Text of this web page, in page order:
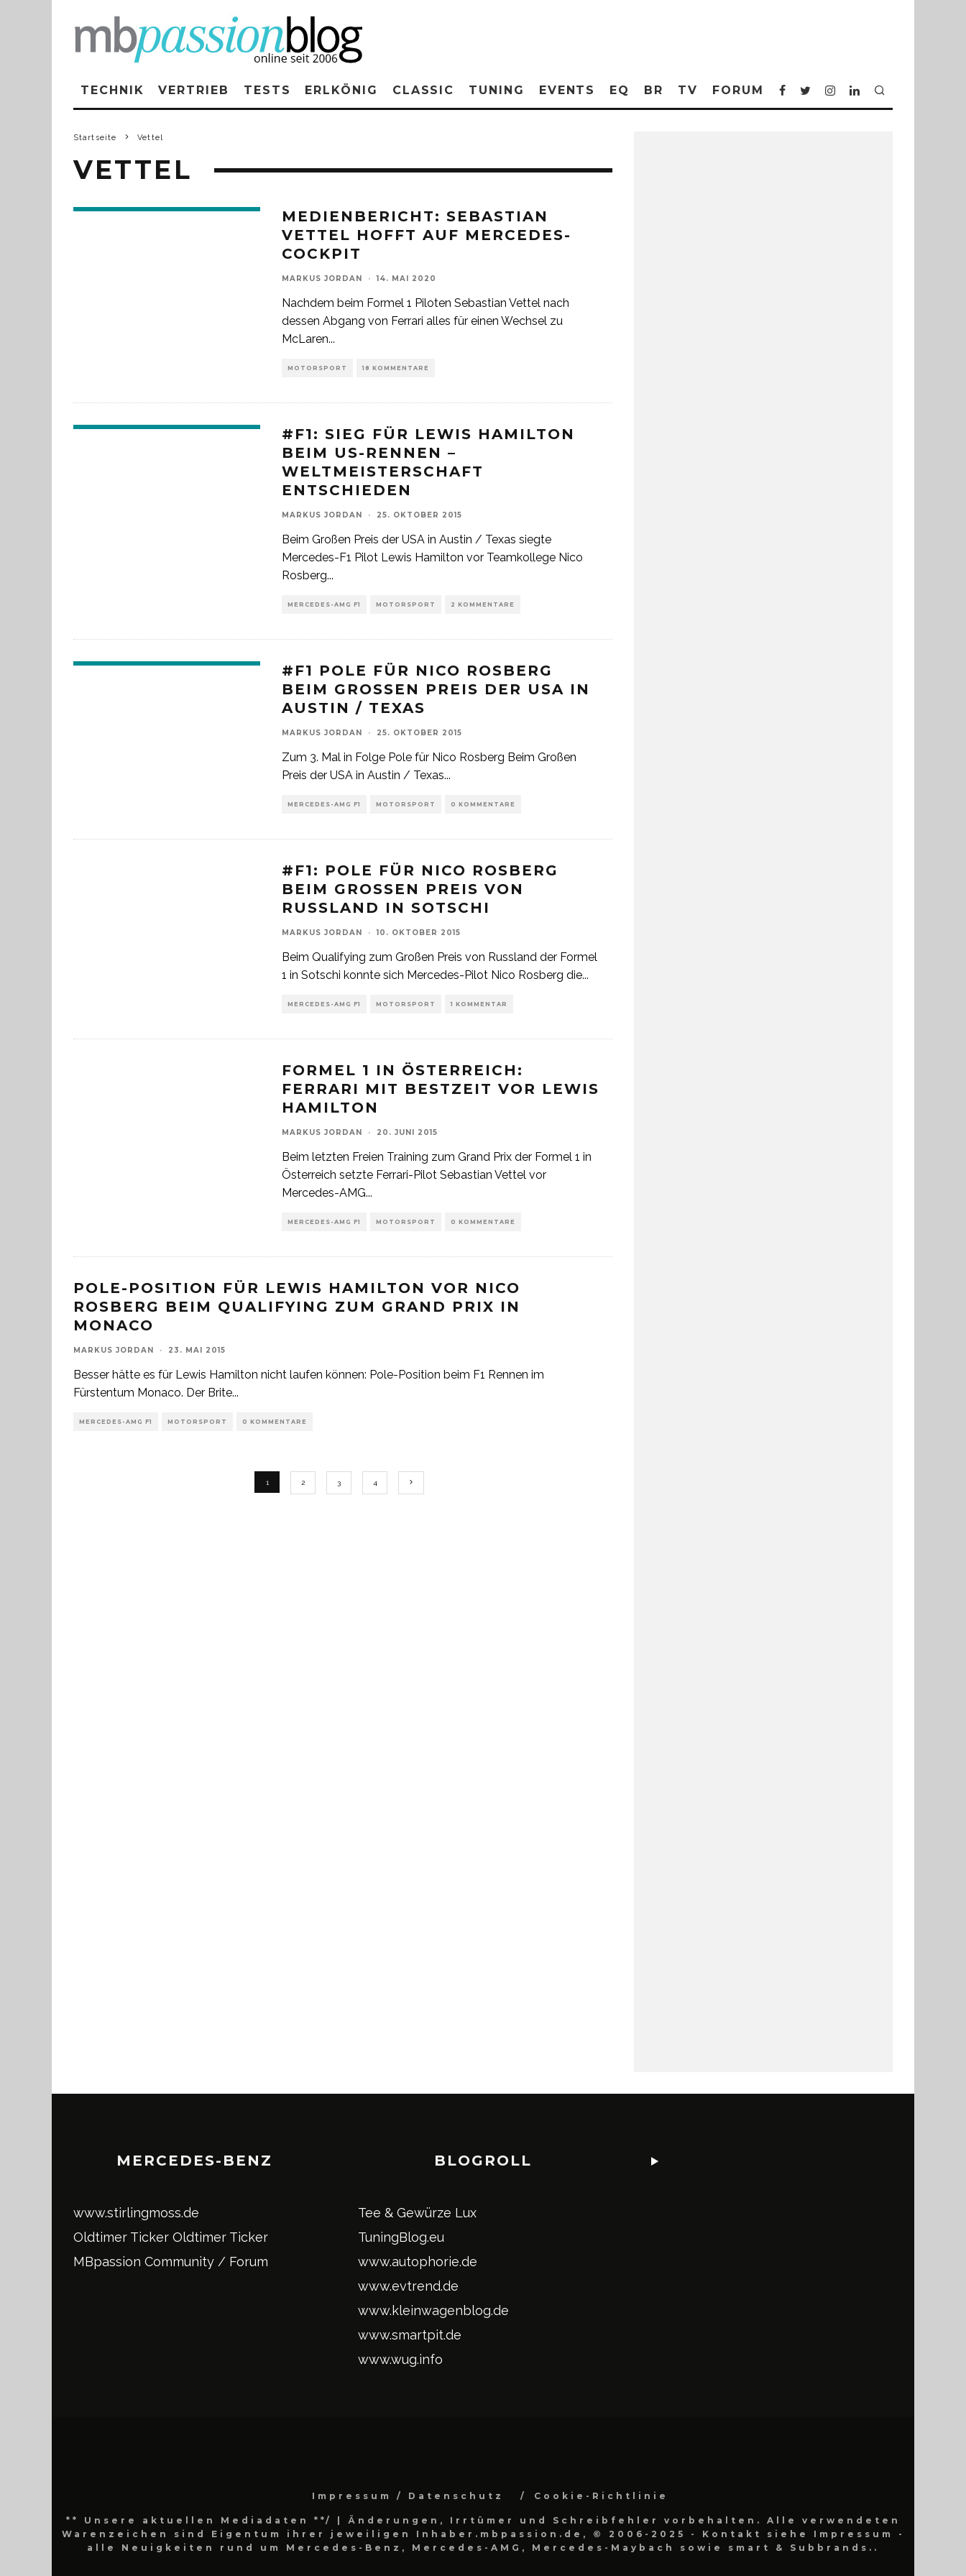
TECHNIK VERTRIEB TESTS ERLKÖNIG CLASSIC TUNING EVENTS EQ BR TV FORUM
Startseite Vettel
VETTEL
MEDIENBERICHT: SEBASTIAN
VETTEL HOFFT AUF MERCEDES-
COCKPIT
MARKUS JORDAN · 14. MAI 2020
Nachdem beim Formel 1 Piloten Sebastian Vettel nach
dessen Abgang von Ferrari alles für einen Wechsel zu
McLaren...
MOTORSPORT 18 KOMMENTARE
#F1: SIEG FÜR LEWIS HAMILTON
BEIM US-RENNEN –
WELTMEISTERSCHAFT
ENTSCHIEDEN
MARKUS JORDAN · 25. OKTOBER 2015
Beim Großen Preis der USA in Austin / Texas siegte
Mercedes-F1 Pilot Lewis Hamilton vor Teamkollege Nico
Rosberg...
MERCEDES-AMG F1 MOTORSPORT 2 KOMMENTARE
#F1 POLE FÜR NICO ROSBERG
BEIM GROSSEN PREIS DER USA IN A
USTIN / TEXAS
MARKUS JORDAN · 25. OKTOBER 2015
Zum 3. Mal in Folge Pole für Nico Rosberg Beim Großen
Preis der USA in Austin / Texas...
MERCEDES-AMG F1 MOTORSPORT 0 KOMMENTARE
#F1: POLE FÜR NICO ROSBERG
BEIM GROSSEN PREIS VON R
USSLAND IN SOTSCHI
MARKUS JORDAN · 10. OKTOBER 2015
Beim Qualifying zum Großen Preis von Russland der Formel
1 in Sotschi konnte sich Mercedes-Pilot Nico Rosberg die...
MERCEDES-AMG F1 MOTORSPORT 1 KOMMENTAR
FORMEL 1 IN ÖSTERREICH:
FERRARI MIT BESTZEIT VOR LEWIS
HAMILTON
MARKUS JORDAN · 20. JUNI 2015
Beim letzten Freien Training zum Grand Prix der Formel 1 in
Österreich setzte Ferrari-Pilot Sebastian Vettel vor
Mercedes-AMG...
MERCEDES-AMG F1 MOTORSPORT 0 KOMMENTARE
POLE-POSITION FÜR LEWIS HAMILTON VOR NICO
ROSBERG BEIM QUALIFYING ZUM GRAND PRIX IN
MONACO
MARKUS JORDAN · 23. MAI 2015
Besser hätte es für Lewis Hamilton nicht laufen können: Pole-Position beim F1 Rennen im
Fürstentum Monaco. Der Brite...
MERCEDES-AMG F1 MOTORSPORT 0 KOMMENTARE
1 2 3 4
MERCEDES-BENZ
www.stirlingmoss.de
Oldtimer Ticker Oldtimer Ticker
MBpassion Community / Forum
BLOGROLL
Tee & Gewürze Lux
TuningBlog.eu
www.autophorie.de
www.evtrend.de
www.kleinwagenblog.de
www.smartpit.de
www.wug.info
Impressum / Datenschutz Cookie-Richtlinie
** Unsere aktuellen Mediadaten **/
| Änderungen, Irrtümer und Schreibfehler vorbehalten. Alle verwendeten
Warenzeichen sind Eigentum ihrer jeweiligen Inhaber.mbpassion.de, © 2006-2025 - Kontakt siehe Impressum -
alle Neuigkeiten rund um Mercedes-Benz, Mercedes-AMG, Mercedes-Maybach sowie smart & Subbrands..